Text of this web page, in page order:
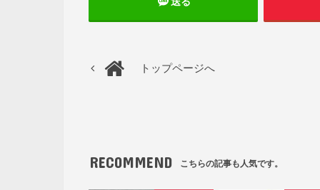
トップページへ
RECOMMEND こちらの記事も人気です。